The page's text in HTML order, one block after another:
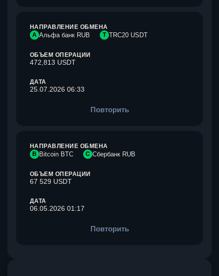
НАПРАВЛЕНИЕ ОБМЕНА
А Альфа банк RUB T TRC20 USDT
ОБЪЕМ ОПЕРАЦИИ
472,813 USDT
ДАТА
25.07.2026 06:33
Повторить
НАПРАВЛЕНИЕ ОБМЕНА
B Bitcoin BTC С Сбербанк RUB
ОБЪЕМ ОПЕРАЦИИ
67 529 USDT
ДАТА
06.05.2026 01:17
Повторить